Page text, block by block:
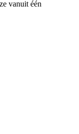
vanuit één